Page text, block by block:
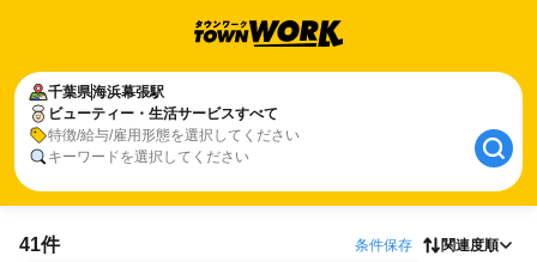
千葉県海浜幕張駅
ビューティー・生活サービスすべて
特徴/給与/雇用形態を選択してください
キーワードを選択してください
41件 条件保存 関連度順